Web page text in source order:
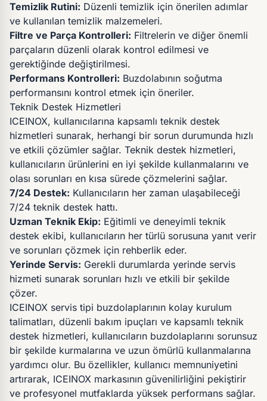
Temizlik Rutini: Düzenli temizlik için önerilen adımlar
ve kullanılan temizlik malzemeleri.
Filtre ve Parça Kontrolleri: Filtrelerin ve diğer önemli
parçaların düzenli olarak kontrol edilmesi ve
gerektiğinde değiştirilmesi.
Performans Kontrolleri: Buzdolabının soğutma
performansını kontrol etmek için öneriler.
Teknik Destek Hizmetleri
ICEINOX, kullanıcılarına kapsamlı teknik destek
hizmetleri sunarak, herhangi bir sorun durumunda hızlı
ve etkili çözümler sağlar. Teknik destek hizmetleri,
kullanıcıların ürünlerini en iyi şekilde kullanmalarını ve
olası sorunları en kısa sürede çözmelerini sağlar.
7/24 Destek: Kullanıcıların her zaman ulaşabileceği
7/24 teknik destek hattı.
Uzman Teknik Ekip: Eğitimli ve deneyimli teknik
destek ekibi, kullanıcıların her türlü sorusuna yanıt verir
ve sorunları çözmek için rehberlik eder.
Yerinde Servis: Gerekli durumlarda yerinde servis
hizmeti sunarak sorunları hızlı ve etkili bir şekilde
çözer.
ICEINOX servis tipi buzdolaplarının kolay kurulum
talimatları, düzenli bakım ipuçları ve kapsamlı teknik
destek hizmetleri, kullanıcıların buzdolaplarını sorunsuz
bir şekilde kurmalarına ve uzun ömürlü kullanmalarına
yardımcı olur. Bu özellikler, kullanıcı memnuniyetini
artırarak, ICEINOX markasının güvenilirliğini pekiştirir
ve profesyonel mutfaklarda yüksek performans sağlar.